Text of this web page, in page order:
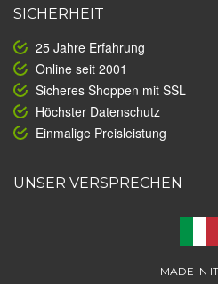
SICHERHEIT
25 Jahre Erfahrung
Online seit 2001
Sicheres Shoppen mit SSL
Höchster Datenschutz
Einmalige Preisleistung
UNSER VERSPRECHEN
MADE IN